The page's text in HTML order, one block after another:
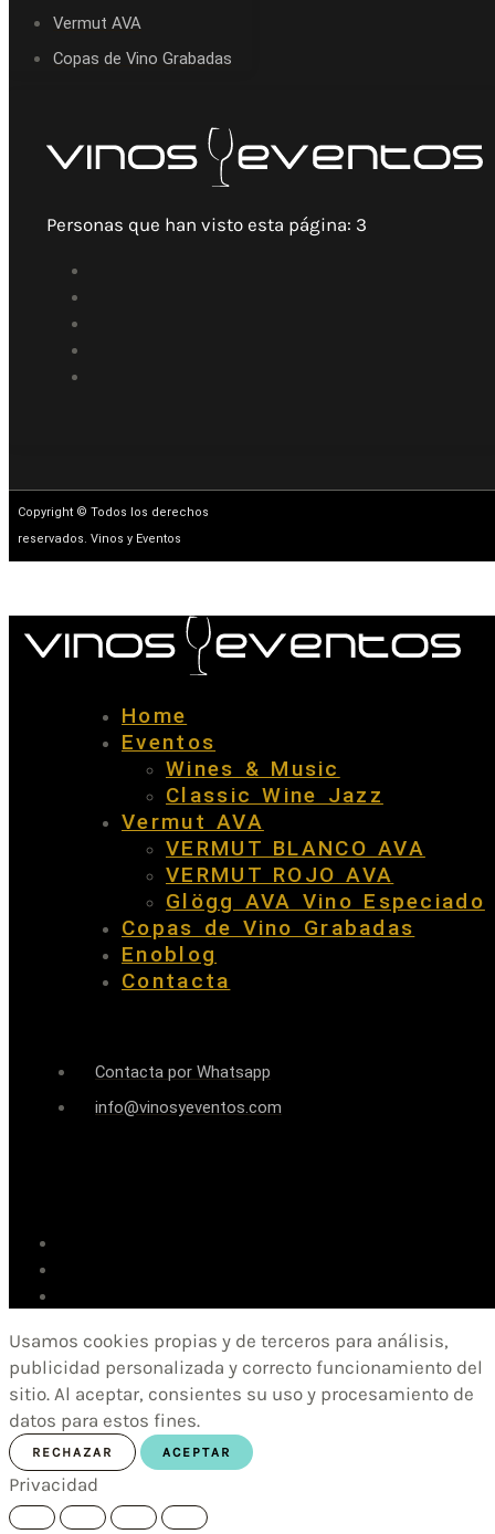
Vermut AVA
Copas de Vino Grabadas
Personas que han visto esta página: 3
Copyright © Todos los derechos
reservados. Vinos y Eventos
Home
Eventos
Wines & Music
Classic Wine Jazz
Vermut AVA
VERMUT BLANCO AVA
VERMUT ROJO AVA
Glögg AVA Vino Especiado
Copas de Vino Grabadas
Enoblog
Contacta
Contacta por Whatsapp
info@vinosyeventos.com
Usamos cookies propias y de terceros para análisis,
publicidad personalizada y correcto funcionamiento del
sitio. Al aceptar, consientes su uso y procesamiento de
datos para estos fines.
RECHAZAR ACEPTAR
Privacidad